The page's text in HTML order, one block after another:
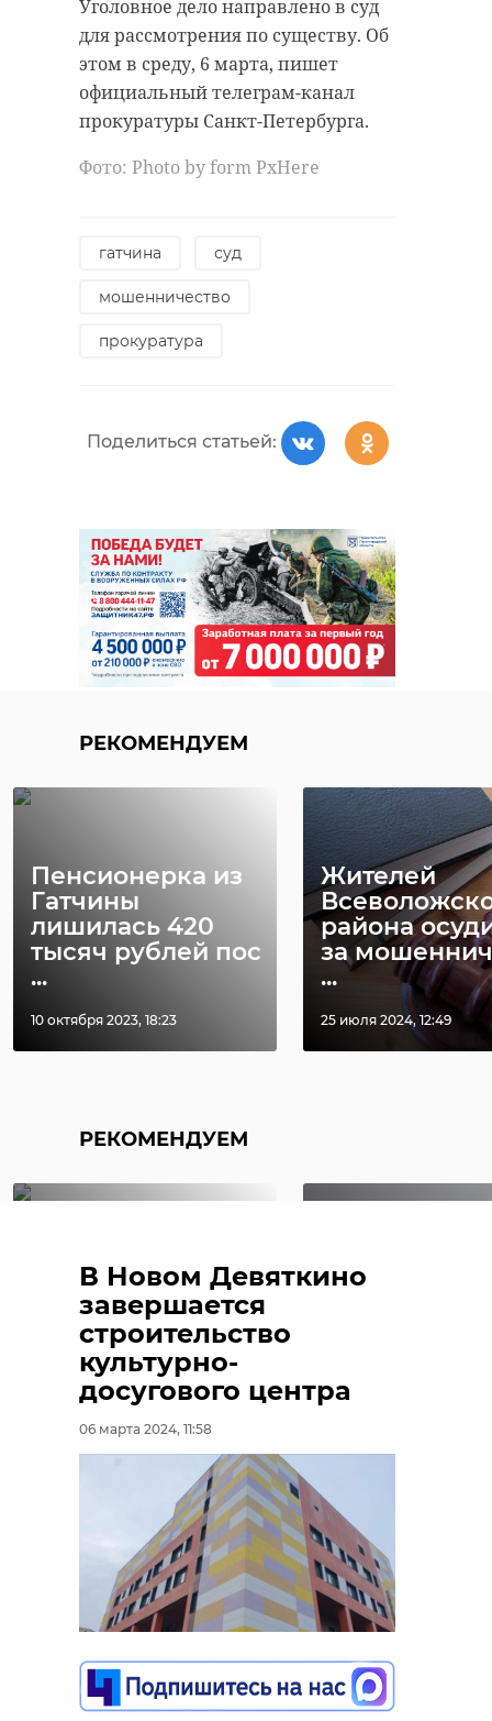
Уголовное дело направлено в суд
для рассмотрения по существу. Об
этом в среду, 6 марта, пишет
официальный телеграм-канал
прокуратуры Санкт-Петербурга.
Фото: Photo by form PxHere
гатчина суд
мошенничество
прокуратура
Поделиться статьей:
РЕКОМЕНДУЕМ
Пенсионерка из
Гатчины
лишилась 420
тысяч рублей пос
...
10 октября 2023, 18:23
Жителей
района
за
...
25 июля 2024, 12:49
В Новом Девяткино
завершается
строительство
культурно-
досугового центра
06 марта 2024, 11:58
ВКонтакте.
Выборге/ВКонтакте
дтп массовая авария
выборгский район
Поделиться статьей:
РЕКОМЕНДУЕМ
В поселке
Первомайское
произошло
массовое ДТП,
бетон ...
большая и сложная работа,
поэтому пожелаем нерпочке
здоровья!" - отмечается в
сообщении ГУП "Водоканал Санкт-
что тем самым был официально
балтийской нерпы напомнили
жителям и гостям Петербурга и
позвонить по телефону 699-23-99.
Не стоит предпринимать никаких
животного.